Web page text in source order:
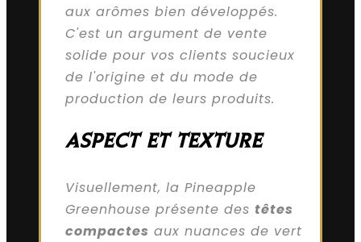
aux arômes bien développés.
C'est un argument de vente
solide pour vos clients soucieux
de l'origine et du mode de
production de leurs produits.
ASPECT ET TEXTURE
Visuellement, la Pineapple
Greenhouse présente des têtes
compactes aux nuances de vert